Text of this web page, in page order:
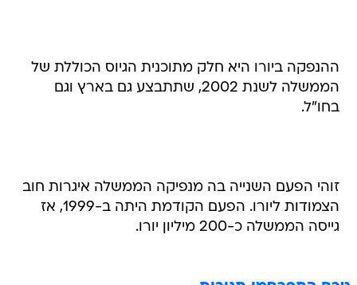
ההנפקה ביורו היא חלק מתוכנית הגיוס הכוללת של
הממשלה לשנת 2002, שתתבצע גם בארץ וגם
בחו"ל.
זוהי הפעם השנייה בה מנפיקה הממשלה איגרות חוב
הצמודות ליורו. הפעם הקודמת היתה ב-1999, אז
גייסה הממשלה כ-200 מיליון יורו.